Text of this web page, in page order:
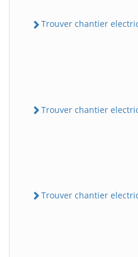
Trouver chantier
Trouver chantier
Trouver chantier